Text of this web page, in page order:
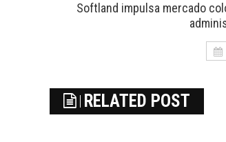
Softland impulsa mercado
RELATED POST